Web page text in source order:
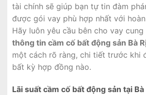
tài chính sẽ giúp bạn tự tin đàm
được gói vay phù hợp nhất với
Hãy luôn yêu cầu bên cho vay
thông tin cầm cố bất động sản Bà
một cách rõ ràng, chi tiết trước khi
bất kỳ hợp đồng nào.
Lãi suất cầm cố bất động sản tại Bà